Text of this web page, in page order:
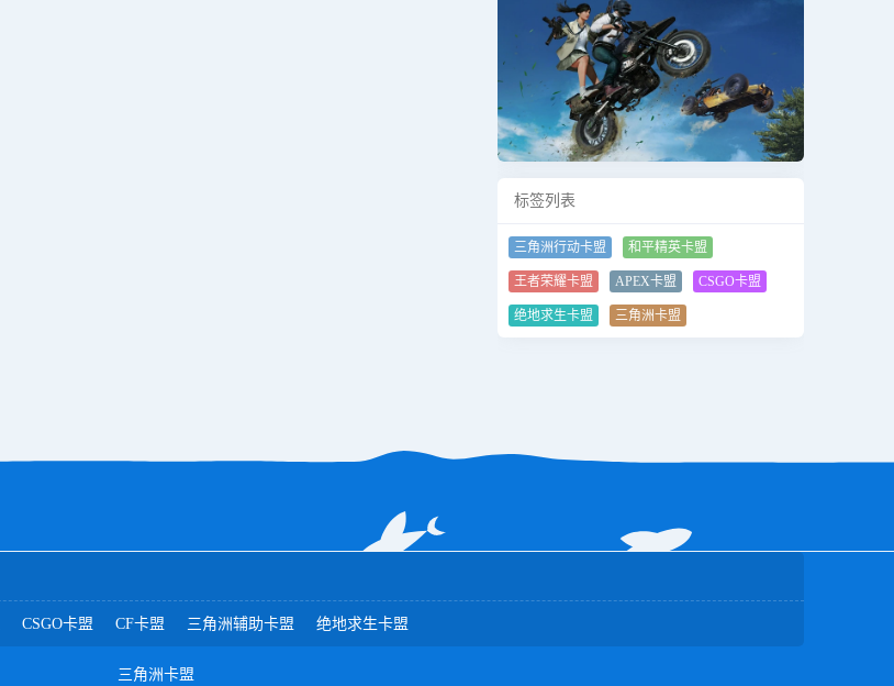
标签列表
三角洲行动卡盟 和平精英卡盟
王者荣耀卡盟 APEX卡盟 CSGO卡盟
绝地求生卡盟 三角洲卡盟
CSGO卡盟 CF卡盟 三角洲辅助卡盟 绝地求生卡盟
三角洲卡盟